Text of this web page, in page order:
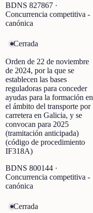
BDNS 827867 ·
Concurrencia competitiva -
canónica
Cerrada
Orden de 22 de noviembre
de 2024, por la que se
establecen las bases
reguladoras para conceder
ayudas para la formación en
el ámbito del transporte por
carretera en Galicia, y se
convocan para 2025
(tramitación anticipada)
(código de procedimiento
IF318A)
BDNS 800144 ·
Concurrencia competitiva -
canónica
Cerrada